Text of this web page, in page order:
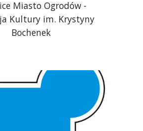
Miasto Ogrodów -
Kultury im. Krystyny
Bochenek